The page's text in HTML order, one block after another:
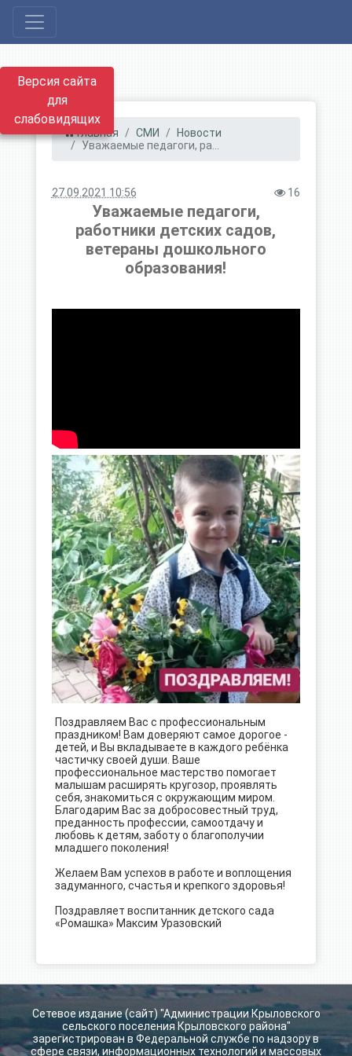
Версия сайта
для
слабовидящих
Главная СМИ
Новости
Уважаемые педагоги, ра...
27.09.2021 10:56 16
Уважаемые педагоги,
работники детских садов,
ветераны дошкольного
образования!
Поздравляем Вас с профессиональным
праздником! Вам доверяют самое дорогое -
детей, и Вы вкладываете в каждого ребёнка
частичку своей души. Ваше
профессиональное мастерство помогает
малышам расширять кругозор, проявлять
себя, знакомиться с окружающим миром.
Благодарим Вас за добросовестный труд,
преданность профессии, самоотдачу и
любовь к детям, заботу о благополучии
младшего поколения!
Желаем Вам успехов в работе и воплощения
задуманного, счастья и крепкого здоровья!
Поздравляет воспитанник детского сада
«Ромашка» Максим Уразовский
Сетевое издание (сайт) "Администрации Крыловского
сельского поселения Крыловского района"
зарегистрирован в Федеральной службе по надзору в
сфере связи, информационных технологий и массовых